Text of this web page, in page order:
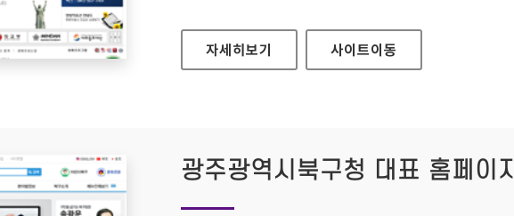
국립망향의동산관리원 대표 홈페이지
자세히보기 사이트이동
광주광역시북구청 대표 홈페이